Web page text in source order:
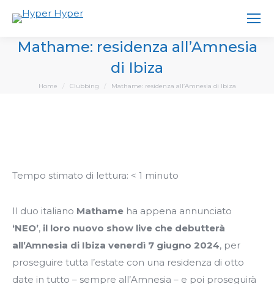
Mathame: residenza all’Amnesia
di Ibiza
You are here:
Home Clubbing Mathame: residenza all’Amnesia di Ibiza
Tempo stimato di lettura: < 1 minuto
Il duo italiano Mathame ha appena annunciato
‘NEO’, il loro nuovo show live che debutterà
all’Amnesia di Ibiza venerdì 7 giugno 2024, per
proseguire tutta l’estate con una residenza di otto
date in tutto – sempre all’Amnesia – e poi proseguirà